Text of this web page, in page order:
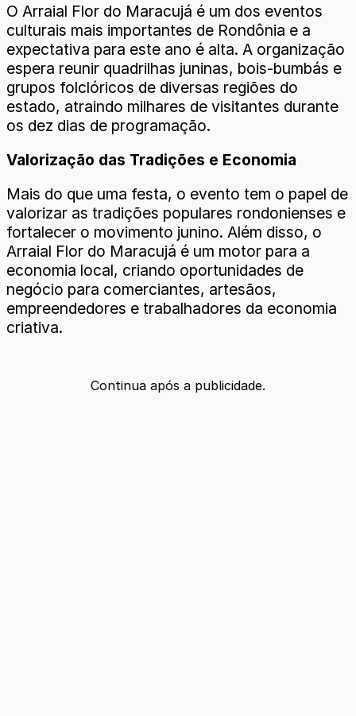
O Arraial Flor do Maracujá é um dos eventos
culturais mais importantes de Rondônia e a
expectativa para este ano é alta. A organização
espera reunir quadrilhas juninas, bois-bumbás e
grupos folclóricos de diversas regiões do
estado, atraindo milhares de visitantes durante
os dez dias de programação.
Valorização das Tradições e Economia
Mais do que uma festa, o evento tem o papel de
valorizar as tradições populares rondonienses e
fortalecer o movimento junino. Além disso, o
Arraial Flor do Maracujá é um motor para a
economia local, criando oportunidades de
negócio para comerciantes, artesãos,
empreendedores e trabalhadores da economia
criativa.
Continua após a publicidade.